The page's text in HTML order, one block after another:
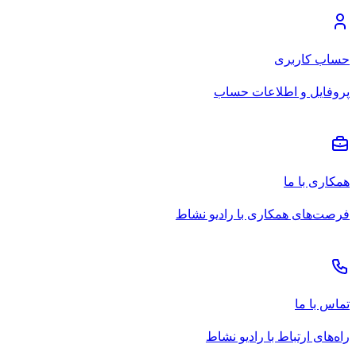
حساب کاربری
پروفایل و اطلاعات حساب
همکاری با ما
فرصت‌های همکاری با رادیو نشاط
تماس با ما
راه‌های ارتباط با رادیو نشاط